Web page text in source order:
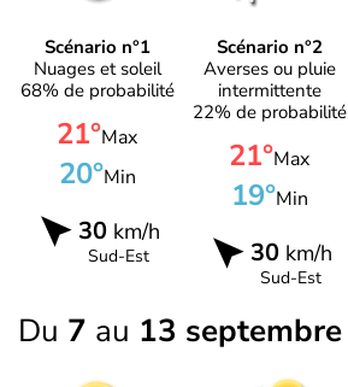
Scénario n°1
Nuages et soleil
68% de probabilité
21°Max
20°Min
30km/h
Sud-Est
Scénario n°2
Averses ou pluie
intermittente
22% de probabilité
21°Max
19°Min
30km/h
Sud-Est
Du 7 au 13 septembre